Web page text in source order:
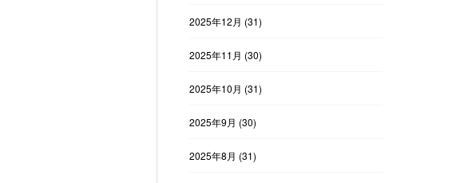
2025年12月 (31)
2025年11月 (30)
2025年10月 (31)
2025年9月 (30)
2025年8月 (31)